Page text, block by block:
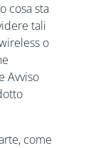
cosa sta
tali
o
Avviso
come